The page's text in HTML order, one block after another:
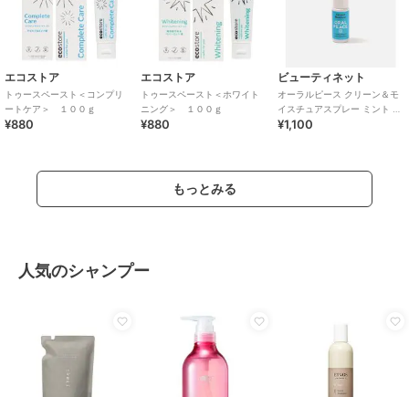
エコストア
トゥースペースト＜コンプリ
ートケア＞ １００ｇ
¥880
エコストア
トゥースペースト＜ホワイト
ニング＞ １００ｇ
¥880
ビューティネット
オーラルピース クリーン＆モ
イスチュアスプレー ミント ３
０ＭＬ
¥1,100
もっとみる
人気のシャンプー